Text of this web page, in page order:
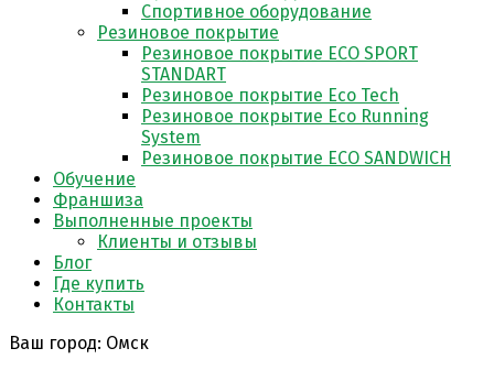
Спортивное оборудование
Резиновое покрытие
Резиновое покрытие ECO SPORT
STANDART
Резиновое покрытие Eco Tech
Резиновое покрытие Eco Running
System
Резиновое покрытие ECO SANDWICH
Обучение
Франшиза
Выполненные проекты
Клиенты и отзывы
Блог
Где купить
Контакты
Ваш город: Омск